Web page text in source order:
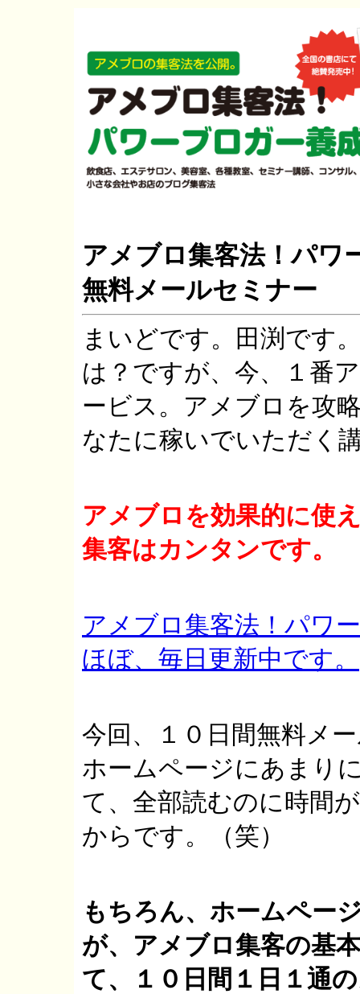
アメブロ集客法！パワ
無料メールセミナー
まいどです。田渕です
は？ですが、今、１番
ービス。アメブロを攻
なたに稼いでいただく
アメブロを効果的に使
集客はカンタンです。
アメブロ集客法！パワ
ほぼ、毎日更新中です。
今回、１０日間無料メ
ホームページにあまり
て、全部読むのに時間
からです。（笑）
もちろん、ホームペー
が、アメブロ集客の基
て、１０日間１日１通